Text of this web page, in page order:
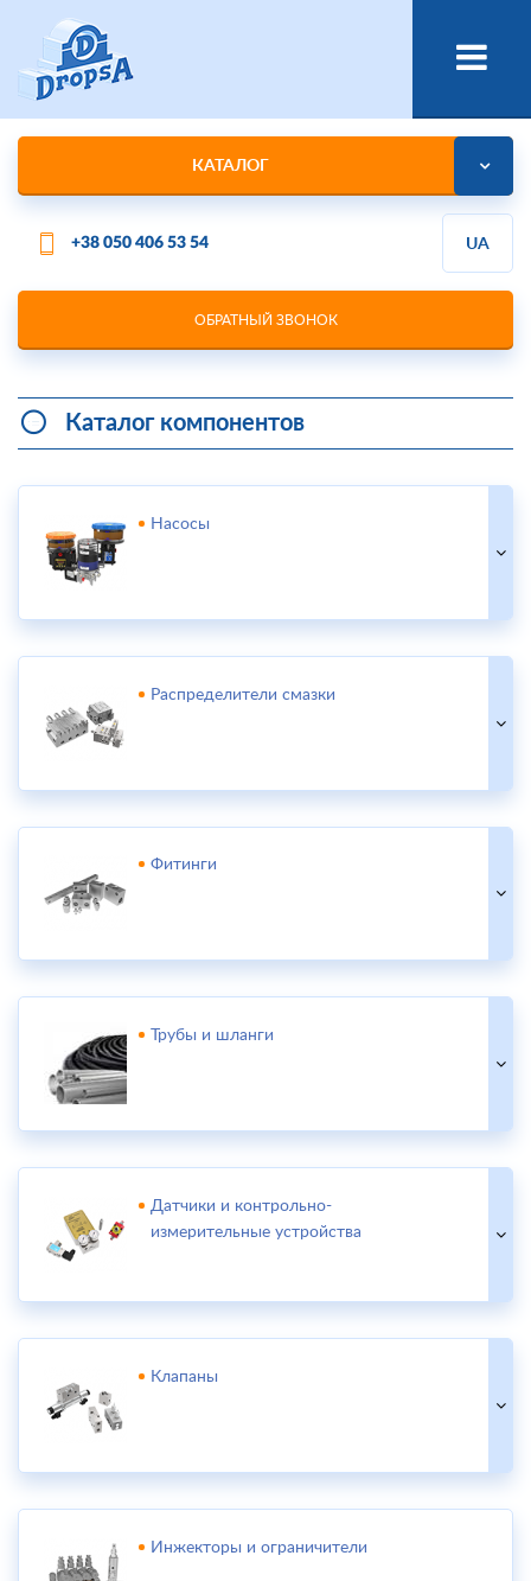
КАТАЛОГ
+38 050 406 53 54
ОБРАТНЫЙ ЗВОНОК
UA
Каталог компонентов
Насосы
Распределители смазки
Фитинги
Трубы и шланги
Датчики и контрольно-
измерительные устройства
Клапаны
Инжекторы и ограничители